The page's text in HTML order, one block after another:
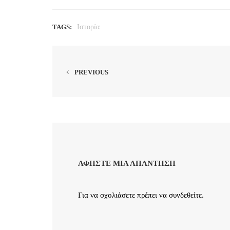
TAGS: Ιστορία
PREVIOUS
ΑΦΉΣΤΕ ΜΙΑ ΑΠΆΝΤΗΣΗ
Για να σχολιάσετε πρέπει να συνδεθείτε.